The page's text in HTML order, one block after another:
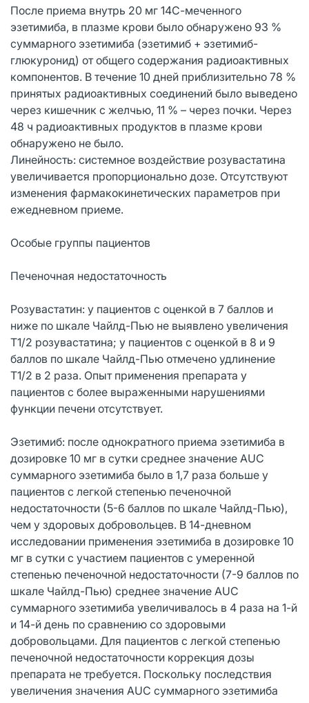
После приема внутрь 20 мг 14С-меченного
эзетимиба, в плазме крови было обнаружено 93 %
суммарного эзетимиба (эзетимиб + эзетимиб-
глюкуронид) от общего содержания радиоактивных
компонентов. В течение 10 дней приблизительно 78 %
принятых радиоактивных соединений было выведено
через кишечник с желчью, 11 % – через почки. Через
48 ч радиоактивных продуктов в плазме крови
обнаружено не было.
Линейность: системное воздействие розувастатина
увеличивается пропорционально дозе. Отсутствуют
изменения фармакокинетических параметров при
ежедневном приеме.
Особые группы пациентов
Печеночная недостаточность
Розувастатин: у пациентов с оценкой в 7 баллов и
ниже по шкале Чайлд-Пью не выявлено увеличения
T1/2 розувастатина; у пациентов с оценкой в 8 и 9
баллов по шкале Чайлд-Пью отмечено удлинение
T1/2 в 2 раза. Опыт применения препарата у
пациентов с более выраженными нарушениями
функции печени отсутствует.
Эзетимиб: после однократного приема эзетимиба в
дозировке 10 мг в сутки среднее значение AUC
суммарного эзетимиба было в 1,7 раза больше у
пациентов с легкой степенью печеночной
недостаточности (5-6 баллов по шкале Чайлд-Пью),
чем у здоровых добровольцев. В 14-дневном
исследовании применения эзетимиба в дозировке 10
мг в сутки с участием пациентов с умеренной
степенью печеночной недостаточности (7-9 баллов по
шкале Чайлд-Пью) среднее значение AUC
суммарного эзетимиба увеличивалось в 4 раза на 1-й
и 14-й день по сравнению со здоровыми
добровольцами. Для пациентов с легкой степенью
печеночной недостаточности коррекция дозы
препарата не требуется. Поскольку последствия
увеличения значения AUC суммарного эзетимиба